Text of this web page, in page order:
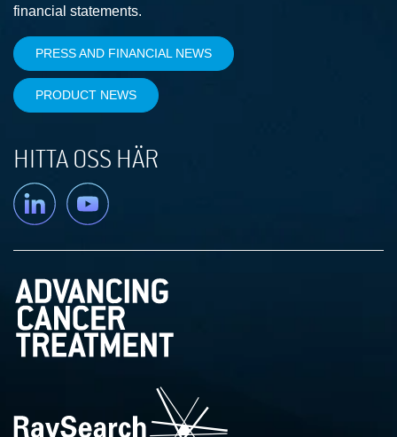
financial statements.
PRESS AND FINANCIAL NEWS
PRODUCT NEWS
HITTA OSS HÄR
Linkedin YouTube